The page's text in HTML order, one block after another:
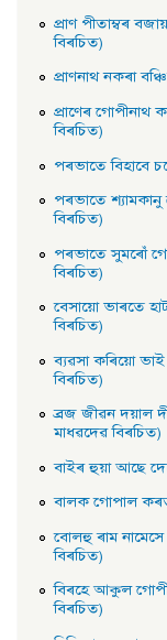
প্রাণ পীতাম্বৰ
বিৰচিত)
প্রাণনাথ নকৰা
প্রাণেৰ গােপীনাথ
বিৰচিত)
পৰভাতে বিহাবে
পৰভাতে শ্যামকানু
বিৰচিত)
পৰভাতে সুমৰোঁ
বিৰচিত)
বেসায়াে ভাৰতে
বিৰচিত)
ব্যৱসা কৰিয়াে
বিৰচিত)
ব্রজ জীৱন দয়াল
মাধৱদেৱ বিৰচিত)
বাইৰ হুয়া আছে
বালক গােপাল
বােলহু ৰাম
বিৰচিত)
বিৰহে আকুল গােপী
বিৰচিত)